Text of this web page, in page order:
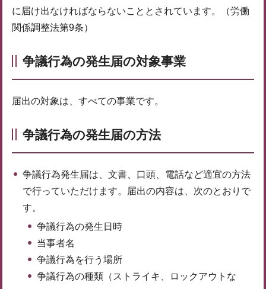
に届け出なければならないこととされています。（労働
関係調整法第9条）
争議行為の発生届の対象事業
届出の対象は、すべての事業です。
争議行為の発生届の方法
争議行為発生届は、文書、口頭、電話など適宜の方法
で行っていただけます。届出の内容は、次のとおりで
す。
争議行為の発生日時
当事者名
争議行為を行う場所
争議行為の種類（ストライキ、ロックアウトな